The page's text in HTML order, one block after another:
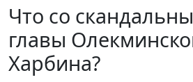
Что со
главы
Харбина?